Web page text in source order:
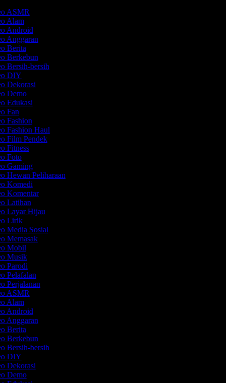
ASMR
Alam
Android
Anggaran
Berita
Berkebun
Bersih-bersih
DIY
Dekorasi
Demo
Edukasi
Fan
Fashion
Fashion Haul
Film Pendek
Fitness
Foto
Gaming
Hewan Peliharaan
Komedi
Komentar
Latihan
Layar Hijau
Lirik
Media Sosial
Memasak
Mobil
Musik
Parodi
Pelafalan
Perjalanan
ASMR
Alam
Android
Anggaran
Berita
Berkebun
Bersih-bersih
DIY
Dekorasi
Demo